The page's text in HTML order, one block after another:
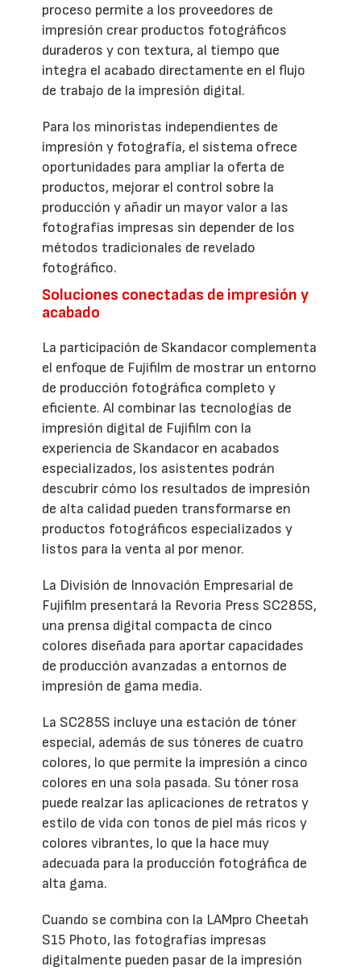
proceso permite a los proveedores de
impresión crear productos fotográficos
duraderos y con textura, al tiempo que
integra el acabado directamente en el flujo
de trabajo de la impresión digital.
Para los minoristas independientes de
impresión y fotografía, el sistema ofrece
oportunidades para ampliar la oferta de
productos, mejorar el control sobre la
producción y añadir un mayor valor a las
fotografías impresas sin depender de los
métodos tradicionales de revelado
fotográfico.
Soluciones conectadas de impresión y
acabado
La participación de Skandacor complementa
el enfoque de Fujifilm de mostrar un entorno
de producción fotográfica completo y
eficiente. Al combinar las tecnologías de
impresión digital de Fujifilm con la
experiencia de Skandacor en acabados
especializados, los asistentes podrán
descubrir cómo los resultados de impresión
de alta calidad pueden transformarse en
productos fotográficos especializados y
listos para la venta al por menor.
La División de Innovación Empresarial de
Fujifilm presentará la Revoria Press SC285S,
una prensa digital compacta de cinco
colores diseñada para aportar capacidades
de producción avanzadas a entornos de
impresión de gama media.
La SC285S incluye una estación de tóner
especial, además de sus tóneres de cuatro
colores, lo que permite la impresión a cinco
colores en una sola pasada. Su tóner rosa
puede realzar las aplicaciones de retratos y
estilo de vida con tonos de piel más ricos y
colores vibrantes, lo que la hace muy
adecuada para la producción fotográfica de
alta gama.
Cuando se combina con la LAMpro Cheetah
S15 Photo, las fotografías impresas
digitalmente pueden pasar de la impresión